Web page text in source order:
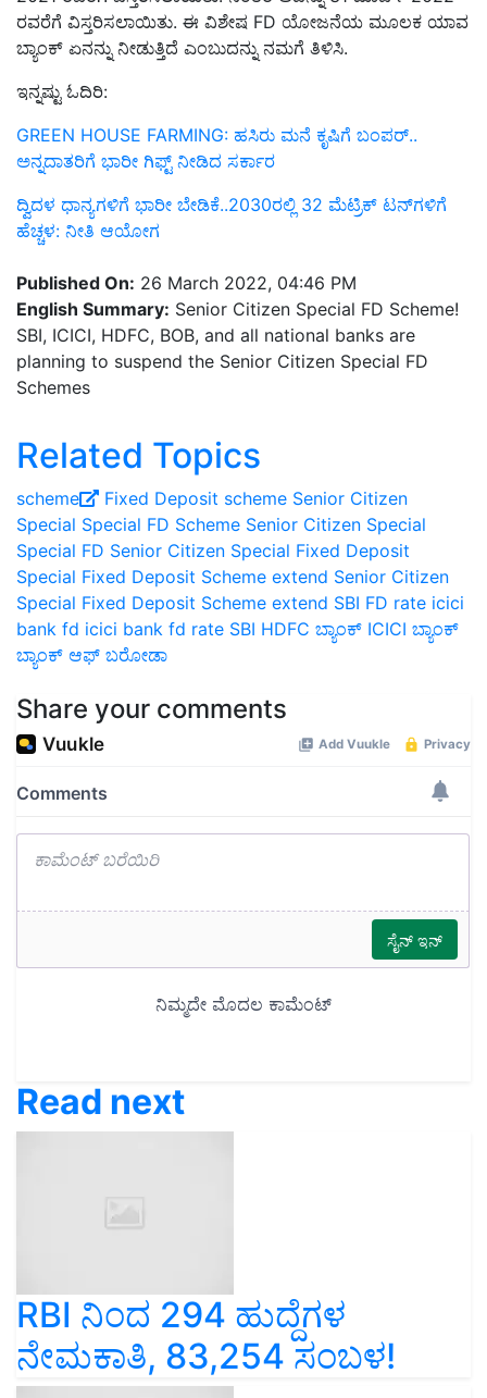
ರವರೆಗೆ ವಿಸ್ತರಿಸಲಾಯಿತು. ಈ ವಿಶೇಷ FD ಯೋಜನೆಯ ಮೂಲಕ ಯಾವ
ಬ್ಯಾಂಕ್ ಏನನ್ನು ನೀಡುತ್ತಿದೆ ಎಂಬುದನ್ನು ನಮಗೆ ತಿಳಿಸಿ.
ಇನ್ನಷ್ಟು ಓದಿರಿ:
GREEN HOUSE FARMING: ಹಸಿರು ಮನೆ ಕೃಷಿಗೆ ಬಂಪರ್..
ಅನ್ನದಾತರಿಗೆ ಭಾರೀ ಗಿಫ್ಟ್‌ ನೀಡಿದ ಸರ್ಕಾರ
ದ್ವಿದಳ ಧಾನ್ಯಗಳಿಗೆ ಭಾರೀ ಬೇಡಿಕೆ..2030ರಲ್ಲಿ 32 ಮೆಟ್ರಿಕ್‌ ಟನ್‌ಗಳಿಗೆ
ಹೆಚ್ಚಳ: ನೀತಿ ಆಯೋಗ
Published On: 26 March 2022, 04:46 PM
English Summary: Senior Citizen Special FD Scheme!
SBI, ICICI, HDFC, BOB, and all national banks are
planning to suspend the Senior Citizen Special FD
Schemes
Related Topics
scheme Fixed Deposit scheme Senior Citizen
Special Special FD Scheme Senior Citizen Special
Special FD Senior Citizen Special Fixed Deposit
Special Fixed Deposit Scheme extend Senior Citizen
Special Fixed Deposit Scheme extend SBI FD rate icici
bank fd icici bank fd rate SBI HDFC ಬ್ಯಾಂಕ್ ICICI ಬ್ಯಾಂಕ್
ಬ್ಯಾಂಕ್ ಆಫ್ ಬರೋಡಾ
Share your comments
Read next
RBI ನಿಂದ 294 ಹುದ್ದೆಗಳ
ನೇಮಕಾತಿ, 83,254 ಸಂಬಳ!